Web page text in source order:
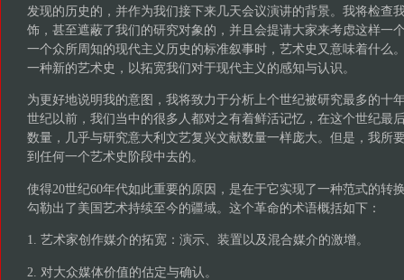
发现的历史的，并作为我们接下来几天会议演讲的背景。我将检查
饰，甚至遮蔽了我们的研究对象的，并且会提请大家来考虑这样一
一个众所周知的现代主义历史的标准叙事时，艺术史又意味着什么
一种新的艺术史，以拓宽我们对于现代主义的感知与认识。
为更好地说明我的意图，我将致力于分析上个世纪被研究最多的十
世纪以前，我们当中的很多人都对之有着鲜活记忆，在这个世纪最
数量，几乎与研究意大利文艺复兴文献数量一样庞大。但是，我所
到任何一个艺术史阶段中去的。
使得20世纪60年代如此重要的原因，是在于它实现了一种范式的转
勾勒出了美国艺术持续至今的疆域。这个革命的术语概括如下：
1. 艺术家创作媒介的拓宽：演示、装置以及混合媒介的激增。
2. 对大众媒体价值的估定与确认。